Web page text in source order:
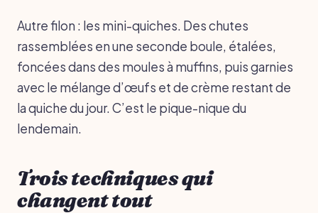
Autre filon : les mini-quiches. Des chutes
rassemblées en une seconde boule, étalées,
foncées dans des moules à muffins, puis garnies
avec le mélange d’œufs et de crème restant de
la quiche du jour. C’est le pique-nique du
lendemain.
Trois techniques qui
changent tout